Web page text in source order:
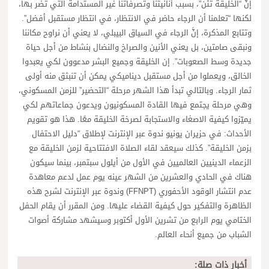
إنَّ “الخليقة تئن”، بسبب أنانيتنا وتصرفاتنا غير المستدامة التي تضر بها،
لكنها “تعلمنا أن الرجاء حاضر في الانتظار، في انتظار مستقبل أفضل”.
وتتابع المذكرة، إنَّ الرجاء في السياق البيبلي، لا يعني أن نراوح مكاننا
ونبقى صامتين، بل يعني الأنين والصراخ والنضال بنشاط من أجل حياة
جديدة وسط الصعوبات”. إن الخليقة وجميع البشر مدعوون لكي يعبدوا
الخالق، ويعملوا من أجل مستقبل ديناميكي يمكن أن تنبثق منه أولى
ثمار الرجاء. وبالتالي تبدأ هذا الشهر مرحلة “التحضير” للزمن المسكوني،
وهي مرحلة يجتمع فيها القادة المسكونيون ويدعون جماعاتهم لكي
يميّزوا كيفية الاصغاء والاستجابة لصرخة الخليقة معًا. هذا هو تقويم
الأحداث: في حزيران يونيو ندوة عبر الإنترنت لإطلاق “دليل الاحتفال
بزمن الخليقة”. كذلك سيعقد لقاء الصلاة الافتتاحية لزمن الخليقة مع
الزعماء الدينيين العالميين في الأول من أيلول سبتمبر، بينما سيكون
هناك في الحادي والعشرين من الشهر عينه يوم عمل لدعم معاهدة
عدم انتشار الوقود الأحفوري (FFNPT) وندوة عبر الإنترنت لشرح هذه
الظاهرة والتفكير حول كيفية القضاء عليها. ومن المقرر أن يقام الحفل
الختامي يوم الرابع من تشرين الأول أكتوبر وسيشهد مشاركة أصوات
الشباب من جميع أنحاء العالم.
أخبار ذات صلة: